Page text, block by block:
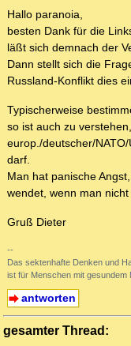
Hallo paranoia,
besten Dank für die
läßt sich demnach der
Dann stellt sich die
Russland-Konflikt dies
Typischerweise
so ist auch zu
europ./deutscher/
darf.
Man hat panische
wendet, wenn man
Gruß Dieter
--
Das sektenhafte Denken und
ist für Menschen mit
antworten
gesamter Thread: